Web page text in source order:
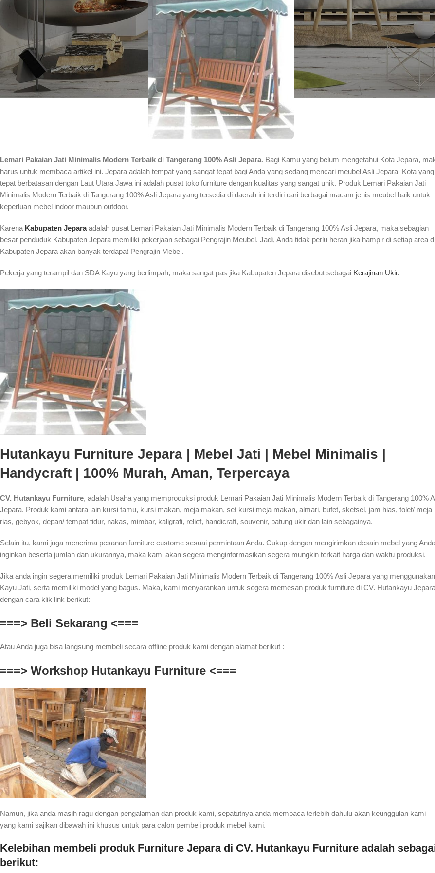
Lemari Pakaian Jati Minimalis Modern Terbaik di Tangerang 100% Asli Jepara. Bagi Kamu yang belum mengetahui Kota Jepara,
harus untuk membaca artikel ini. Jepara adalah tempat yang sangat tepat bagi Anda yang sedang mencari meubel Asli Jepara. Kota yang
tepat berbatasan dengan Laut Utara Jawa ini adalah pusat toko furniture dengan kualitas yang sangat unik. Produk Lemari Pakaian Jati
Minimalis Modern Terbaik di Tangerang 100% Asli Jepara yang tersedia di daerah ini terdiri dari berbagai macam jenis meubel baik untuk
keperluan mebel indoor maupun outdoor.
Karena Kabupaten Jeparaadalah pusat Lemari Pakaian Jati Minimalis Modern Terbaik di Tangerang 100% Asli Jepara, maka sebagian
besar penduduk Kabupaten Jepara memiliki pekerjaan sebagai Pengrajin Meubel. Jadi, Anda tidak perlu heran jika hampir di setiap area di
Kabupaten Jepara akan banyak terdapat Pengrajin Mebel.
Pekerja yang terampil dan SDA Kayu yang berlimpah, maka sangat pas jika Kabupaten Jepara disebut sebagai Kerajinan Ukir.
Hutankayu Furniture Jepara | Mebel Jati | Mebel Minimalis |
Handycraft | 100% Murah, Aman, Terpercaya
CV. Hutankayu Furniture, adalah Usaha yang memproduksi produk Lemari Pakaian Jati Minimalis Modern Terbaik di Tangerang 100%
Jepara. Produk kami antara lain kursi tamu, kursi makan, meja makan, set kursi meja makan, almari, bufet, sketsel, jam hias, tolet/ meja
rias, gebyok, depan/ tempat tidur, nakas, mimbar, kaligrafi, relief, handicraft, souvenir, patung ukir dan lain sebagainya.
Selain itu, kami juga menerima pesanan furniture custome sesuai permintaan Anda. Cukup dengan mengirimkan desain mebel yang Anda
inginkan beserta jumlah dan ukurannya, maka kami akan segera menginformasikan segera mungkin terkait harga dan waktu produksi.
Jika anda ingin segera memiliki produk Lemari Pakaian Jati Minimalis Modern Terbaik di Tangerang 100% Asli Jepara yang menggunakan
Kayu Jati, serta memiliki model yang bagus. Maka, kami menyarankan untuk segera memesan produk furniture di CV. Hutankayu Jepara
dengan cara klik link berikut:
===> Beli Sekarang <===
Atau Anda juga bisa langsung membeli secara offline produk kami dengan alamat berikut :
===> Workshop Hutankayu Furniture <===
Namun, jika anda masih ragu dengan pengalaman dan produk kami, sepatutnya anda membaca terlebih dahulu akan keunggulan kami
yang kami sajikan dibawah ini khusus untuk para calon pembeli produk mebel kami.
Kelebihan membeli produk Furniture Jepara di CV. Hutankayu Furniture adalah
berikut: